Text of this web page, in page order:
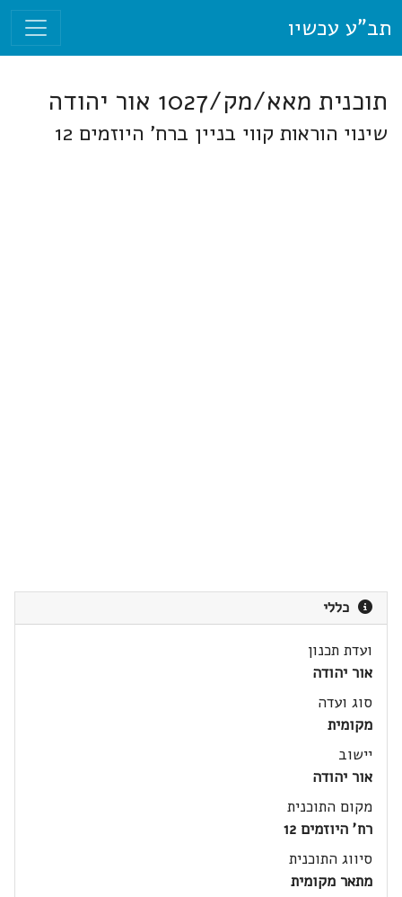
תב"ע עכשיו
תוכנית מאא/מק/1027 אור יהודה
שינוי הוראות קווי בניין ברח' היוזמים 12
כללי
ועדת תכנון
אור יהודה
סוג ועדה
מקומית
יישוב
אור יהודה
מקום התוכנית
רח' היוזמים 12
סיווג התוכנית
מתאר מקומית